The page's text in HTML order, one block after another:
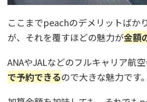
ここまでpeachのデメリットばか
が、それを覆すほどの魅力が金額
ANAやJALなどのフルキャリア航
で予約できるので大きな魅力です。